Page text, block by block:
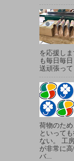
を応援し
も毎日毎
送頑張って
荷物のため
といって
ない。 工
が非常に
バ...